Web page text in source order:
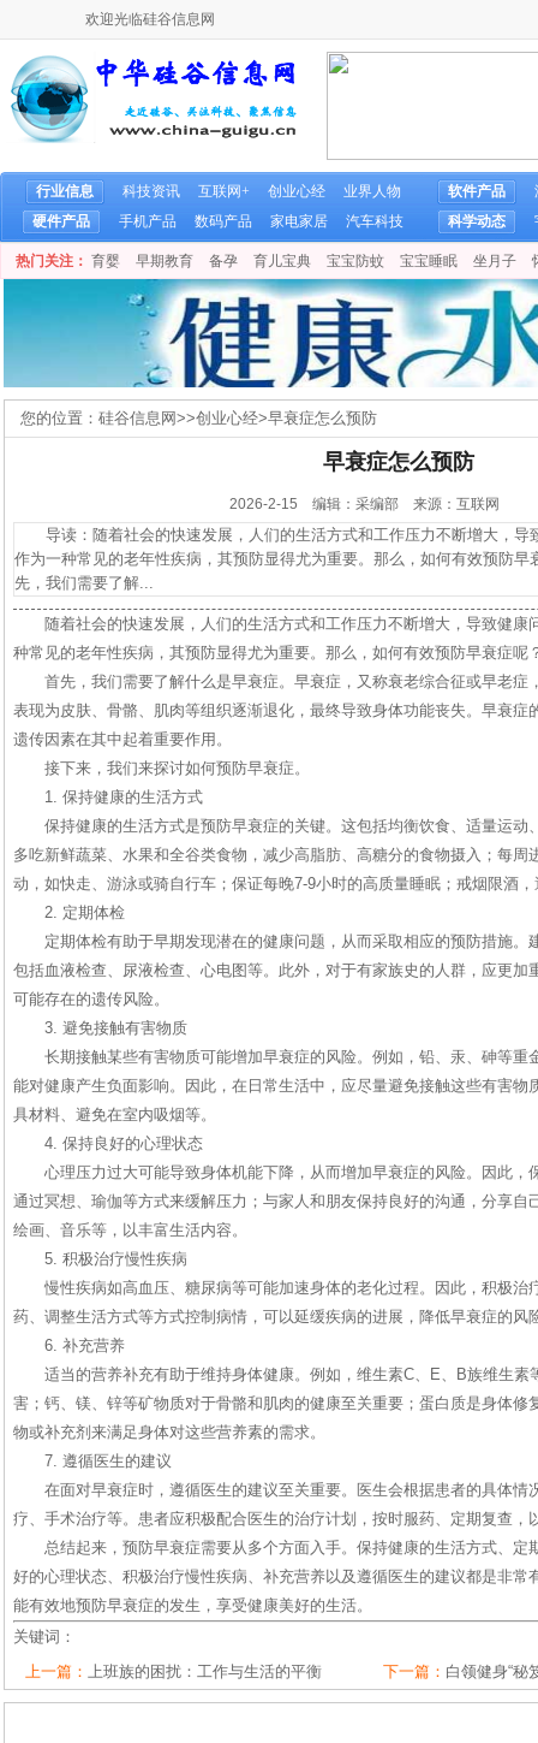
欢迎光临硅谷信息网
行业信息 科技资讯 互联网+ 创业心经
业界人物
硬件产品
手机产品 数码产品 家电家居 汽车科技
软件产品
科学动态
热门关注： 育婴 早期教育 备孕 育儿宝典 宝宝防蚊 宝宝睡眠 坐月子
您的位置： 硅谷信息网>>创业心经>早衰症怎么预防
早衰症怎么预防
2026-2-15 编辑：采编部 来源：互联网
导读：随着社会的快速发展，人们的生活方式和工作压力不断增大，导
作为一种常见的老年性疾病，其预防显得尤为重要。那么，如何有效预防早
先，我们需要了解...
随着社会的快速发展，人们的生活方式和工作压力不断增大，导致健康
种常见的老年性疾病，其预防显得尤为重要。那么，如何有效预防早衰症呢
首先，我们需要了解什么是早衰症。早衰症，又称衰老综合征或早老症
表现为皮肤、骨骼、肌肉等组织逐渐退化，最终导致身体功能丧失。早衰症
遗传因素在其中起着重要作用。
接下来，我们来探讨如何预防早衰症。
1. 保持健康的生活方式
保持健康的生活方式是预防早衰症的关键。这包括均衡饮食、适量运动
多吃新鲜蔬菜、水果和全谷类食物，减少高脂肪、高糖分的食物摄入；每周
动，如快走、游泳或骑自行车；保证每晚7-9小时的高质量睡眠；戒烟限酒
2. 定期体检
定期体检有助于早期发现潜在的健康问题，从而采取相应的预防措施。
包括血液检查、尿液检查、心电图等。此外，对于有家族史的人群，应更加
可能存在的遗传风险。
3. 避免接触有害物质
长期接触某些有害物质可能增加早衰症的风险。例如，铅、汞、砷等重
能对健康产生负面影响。因此，在日常生活中，应尽量避免接触这些有害物
具材料、避免在室内吸烟等。
4. 保持良好的心理状态
心理压力过大可能导致身体机能下降，从而增加早衰症的风险。因此，
通过冥想、瑜伽等方式来缓解压力；与家人和朋友保持良好的沟通，分享自
绘画、音乐等，以丰富生活内容。
5. 积极治疗慢性疾病
慢性疾病如高血压、糖尿病等可能加速身体的老化过程。因此，积极治
药、调整生活方式等方式控制病情，可以延缓疾病的进展，降低早衰症的风
6. 补充营养
适当的营养补充有助于维持身体健康。例如，维生素C、E、B族维生
害；钙、镁、锌等矿物质对于骨骼和肌肉的健康至关重要；蛋白质是身体修
物或补充剂来满足身体对这些营养素的需求。
7. 遵循医生的建议
在面对早衰症时，遵循医生的建议至关重要。医生会根据患者的具体情
疗、手术治疗等。患者应积极配合医生的治疗计划，按时服药、定期复查，
总结起来，预防早衰症需要从多个方面入手。保持健康的生活方式、定
好的心理状态、积极治疗慢性疾病、补充营养以及遵循医生的建议都是非常
能有效地预防早衰症的发生，享受健康美好的生活。
关键词：
上一篇： 上班族的困扰：工作与生活的平衡 下一篇： 白领健身“秘